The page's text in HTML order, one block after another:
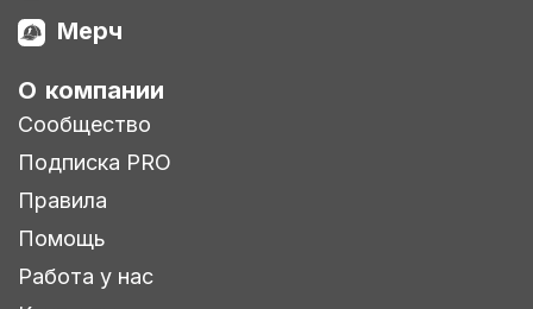
Мерч
О компании
Сообщество
Подписка PRO
Правила
Помощь
Работа у нас